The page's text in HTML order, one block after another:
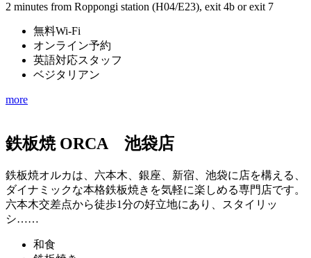
2 minutes from Roppongi station (H04/E23), exit 4b or exit 7
無料Wi-Fi
オンライン予約
英語対応スタッフ
ベジタリアン
more
鉄板焼 ORCA 池袋店
鉄板焼オルカは、六本木、銀座、新宿、池袋に店を構える、
ダイナミックな本格鉄板焼きを気軽に楽しめる専門店です。
六本木交差点から徒歩1分の好立地にあり、スタイリッ
シ……
和食